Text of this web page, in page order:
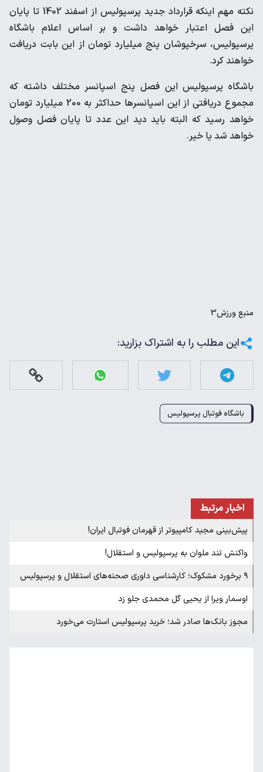
نکته مهم اینکه قرارداد جدید پرسپولیس از اسفند 1402 تا پایان
این فصل اعتبار خواهد داشت و بر اساس اعلام باشگاه
پرسپولیس، سرخپوشان پنج میلیارد تومان از این بابت دریافت
خواهند کرد.
باشگاه پرسپولیس این فصل پنج اسپانسر مختلف داشته که
مجموع دریافتی از این اسپانسرها حداکثر به 200 میلیارد تومان
خواهد رسید که البته باید دید این عدد تا پایان فصل وصول
خواهد شد یا خیر.
منبعورزش3
این مطلب را به اشتراک بزارید:
باشگاه فوتبال پرسپولیس
اخبار مرتبط
پیش‌بینی مجید کامپیوتر از قهرمان فوتبال ایران!
واکنش تند ملوان به پرسپولیس و استقلال!
۹ برخورد مشکوک؛ کارشناسی داوری صحنه‌های استقلال و پرسپولیس
اوسمار ویرا از یحیی گل محمدی جلو زد
مجوز بانک‌ها صادر شد؛ خرید پرسپولیس استارت می‌خورد